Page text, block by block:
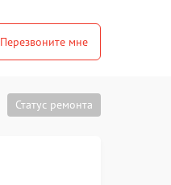
Перезвоните мне
Статус ремонта